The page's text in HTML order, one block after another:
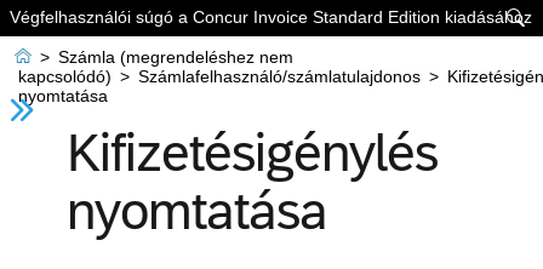

Végfelhasználói súgó a Concur Invoice Standard Edition kiadásához
 > Számla (megrendeléshez nem
kapcsolódó) > Számlafelhasználó/számlatulajdonos >
nyomtatása
Kifizetésigénylés
nyomtatása